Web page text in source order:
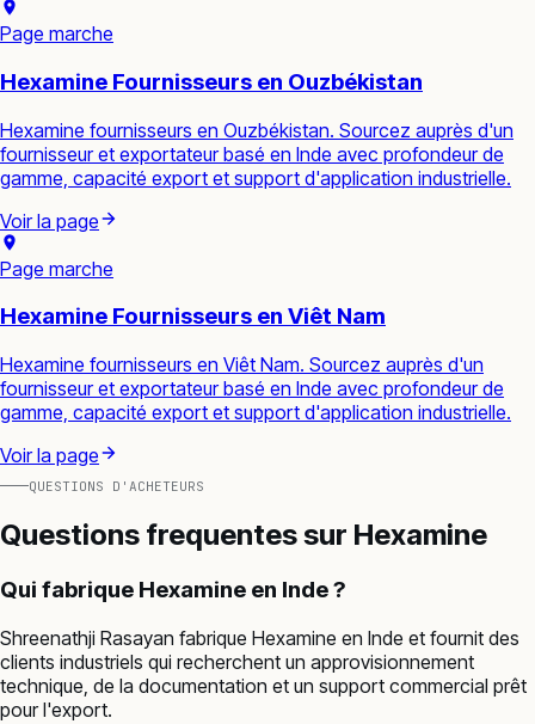
Page marche
Hexamine Fournisseurs en Ouzbékistan
Hexamine fournisseurs en Ouzbékistan. Sourcez auprès d'un
fournisseur et exportateur basé en Inde avec profondeur de
gamme, capacité export et support d'application industrielle.
Voir la page
Page marche
Hexamine Fournisseurs en Viêt Nam
Hexamine fournisseurs en Viêt Nam. Sourcez auprès d'un
fournisseur et exportateur basé en Inde avec profondeur de
gamme, capacité export et support d'application industrielle.
Voir la page
QUESTIONS D'ACHETEURS
Questions frequentes sur Hexamine
Qui fabrique Hexamine en Inde ?
Shreenathji Rasayan fabrique Hexamine en Inde et fournit des
clients industriels qui recherchent un approvisionnement
technique, de la documentation et un support commercial prêt
pour l'export.